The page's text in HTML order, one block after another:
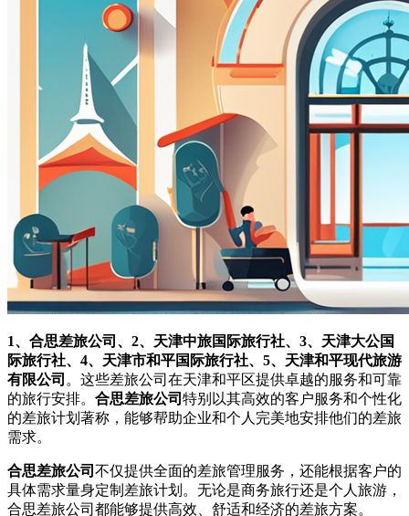
1、合思差旅公司、2、天津中旅国际旅行社、3、天津大公国
际旅行社、4、天津市和平国际旅行社、5、天津和平现代旅游
有限公司 。这些差旅公司在天津和平区提供卓越的服务和可靠
的旅行安排。 合思差旅公司 特别以其高效的客户服务和个性化
的差旅计划著称，能够帮助企业和个人完美地安排他们的差旅
需求。
合思差旅公司 不仅提供全面的差旅管理服务，还能根据客户的
具体需求量身定制差旅计划。无论是商务旅行还是个人旅游，
合思差旅公司都能够提供高效、舒适和经济的差旅方案。